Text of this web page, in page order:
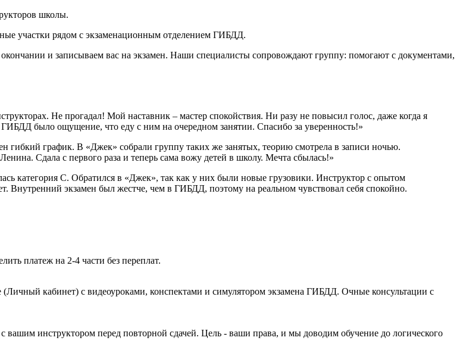
школы.
участки рядом с экзаменационным отделением ГИБДД.
и записываем вас на экзамен. Наши специалисты сопровождают группу: помогают с документами,
Не прогадал! Мой наставник – мастер спокойствия. Ни разу не повысил голос, даже когда я
было ощущение, что еду с ним на очередном занятии. Спасибо за уверенность!»
гибкий график. В «Джек» собрали группу таких же занятых, теорию смотрела в записи ночью.
Сдала с первого раза и теперь сама вожу детей в школу. Мечта сбылась!»
категория C. Обратился в «Джек», так как у них были новые грузовики. Инструктор с опытом
Внутренний экзамен был жестче, чем в ГИБДД, поэтому на реальном чувствовал себя спокойно.
платеж на 2-4 части без переплат.
кабинет) с видеоуроками, конспектами и симулятором экзамена ГИБДД. Очные консультации с
инструктором перед повторной сдачей. Цель - ваши права, и мы доводим обучение до логического